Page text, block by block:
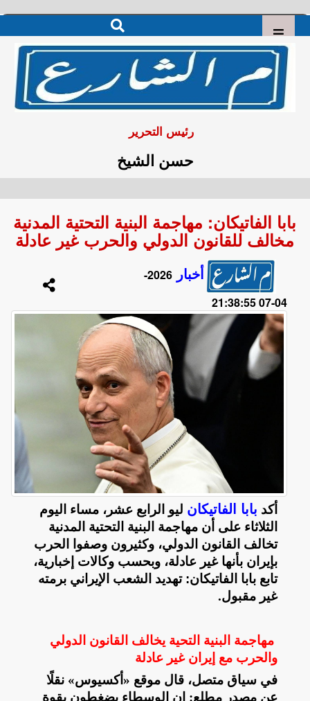
رئيس التحرير
حسن الشيخ
بابا الفاتيكان: مهاجمة البنية التحتية المدنية
مخالف للقانون الدولي والحرب غير عادلة
أخبار
2026-
04-07 21:38:55
أكد بابا الفاتيكان ليو الرابع عشر، مساء اليوم
الثلاثاء على أن مهاجمة البنية التحتية المدنية
تخالف القانون الدولي، وكثيرون وصفوا الحرب
بإيران بأنها غير عادلة، وبحسب وكالات إخبارية،
تابع بابا الفاتيكان: تهديد الشعب الإيراني برمته
غير مقبول.
مهاجمة البنية التحية يخالف القانون الدولي
والحرب مع إيران غير عادلة
في سياق متصل، قال موقع «أكسيوس» نقلًا
عن مصدر مطلع: إن الوسطاء يضغطون بقوة